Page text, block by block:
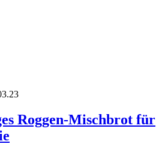
Roggen-Mischbrot für